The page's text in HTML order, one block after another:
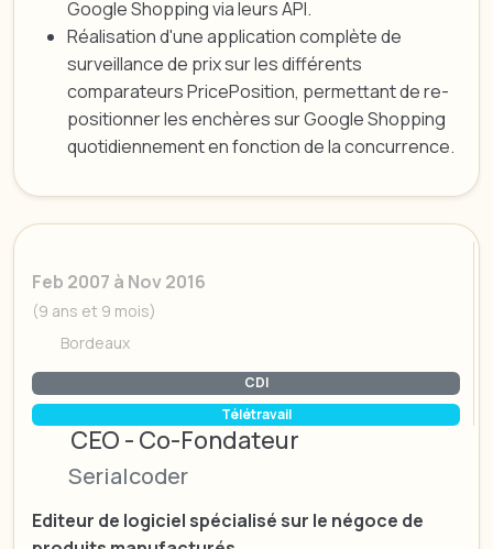
Google Shopping via leurs API.
Réalisation d'une application complète de
surveillance de prix sur les différents
comparateurs PricePosition, permettant de re-
positionner les enchères sur Google Shopping
quotidiennement en fonction de la concurrence.
Feb 2007 à Nov 2016
(9 ans et 9 mois)
Bordeaux
CDI
Télétravail
CEO - Co-Fondateur
Serialcoder
Editeur de logiciel spécialisé sur le négoce de